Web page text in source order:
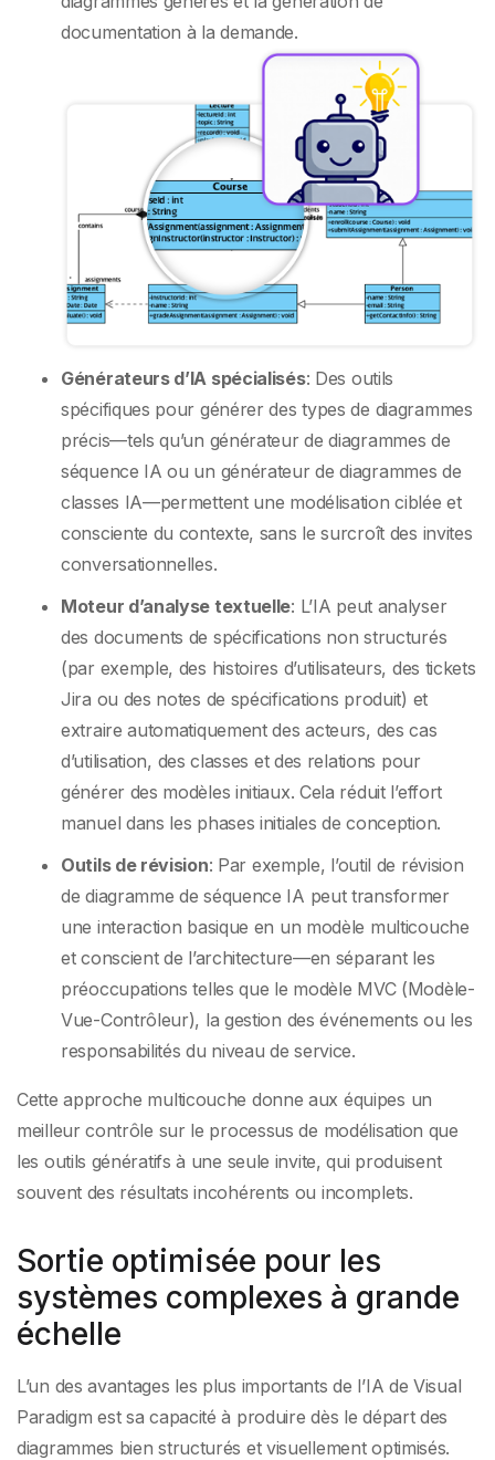
documentation à la demande.
Générateurs d’IA spécialisés: Des outils
spécifiques pour générer des types de diagrammes
précis—tels qu’un générateur de diagrammes de
séquence IA ou un générateur de diagrammes de
classes IA—permettent une modélisation ciblée et
consciente du contexte, sans le surcroît des invites
conversationnelles.
Moteur d’analyse textuelle: L’IA peut analyser
des documents de spécifications non structurés
(par exemple, des histoires d’utilisateurs, des tickets
Jira ou des notes de spécifications produit) et
extraire automatiquement des acteurs, des cas
d’utilisation, des classes et des relations pour
générer des modèles initiaux. Cela réduit l’effort
manuel dans les phases initiales de conception.
Outils de révision: Par exemple, l’outil de révision
de diagramme de séquence IA peut transformer
une interaction basique en un modèle multicouche
et conscient de l’architecture—en séparant les
préoccupations telles que le modèle MVC (Modèle-
Vue-Contrôleur), la gestion des événements ou les
responsabilités du niveau de service.
Cette approche multicouche donne aux équipes un
meilleur contrôle sur le processus de modélisation que
les outils génératifs à une seule invite, qui produisent
souvent des résultats incohérents ou incomplets.
Sortie optimisée pour les
systèmes complexes à grande
échelle
L’un des avantages les plus importants de l’IA de Visual
Paradigm est sa capacité à produire dès le départ des
diagrammes bien structurés et visuellement optimisés.